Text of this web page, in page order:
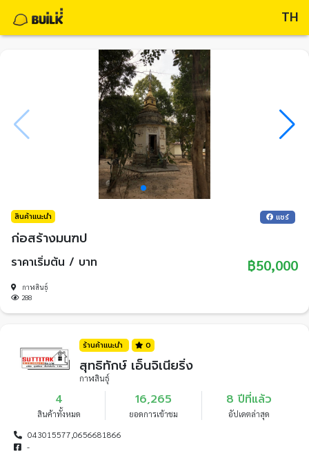
TH
สินค้าแนะนำ แชร์
ก่อสร้างมนฑป
ราคาเริ่มต้น / บาท ฿50,000
กาฬสินธุ์
288
ร้านค้าแนะนำ 0
สุทธิทักษ์ เอ็นจิเนียริ่ง
กาฬสินธุ์
4
สินค้าทั้งหมด
16,265
ยอดการเข้าชม
8 ปีที่แล้ว
อัปเดตล่าสุด
043015577,0656681866
-